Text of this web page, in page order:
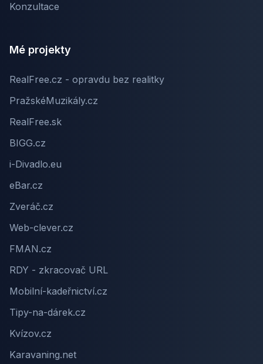
Konzultace
Mé projekty
RealFree.cz - opravdu bez realitky
PražskéMuzikály.cz
RealFree.sk
BIGG.cz
i-Divadlo.eu
eBar.cz
Zveráč.cz
Web-clever.cz
FMAN.cz
RDY - zkracovač URL
Mobilní-kadeřnictví.cz
Tipy-na-dárek.cz
Kvízov.cz
Karavaning.net